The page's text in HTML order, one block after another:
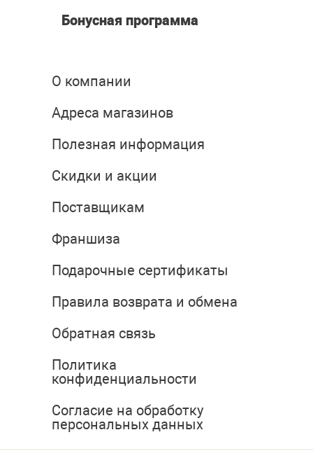
Бонусная программа
О компании
Адреса магазинов
Полезная информация
Скидки и акции
Поставщикам
Франшиза
Подарочные сертификаты
Правила возврата и обмена
Обратная связь
Политика
конфиденциальности
Согласие на обработку
персональных данных